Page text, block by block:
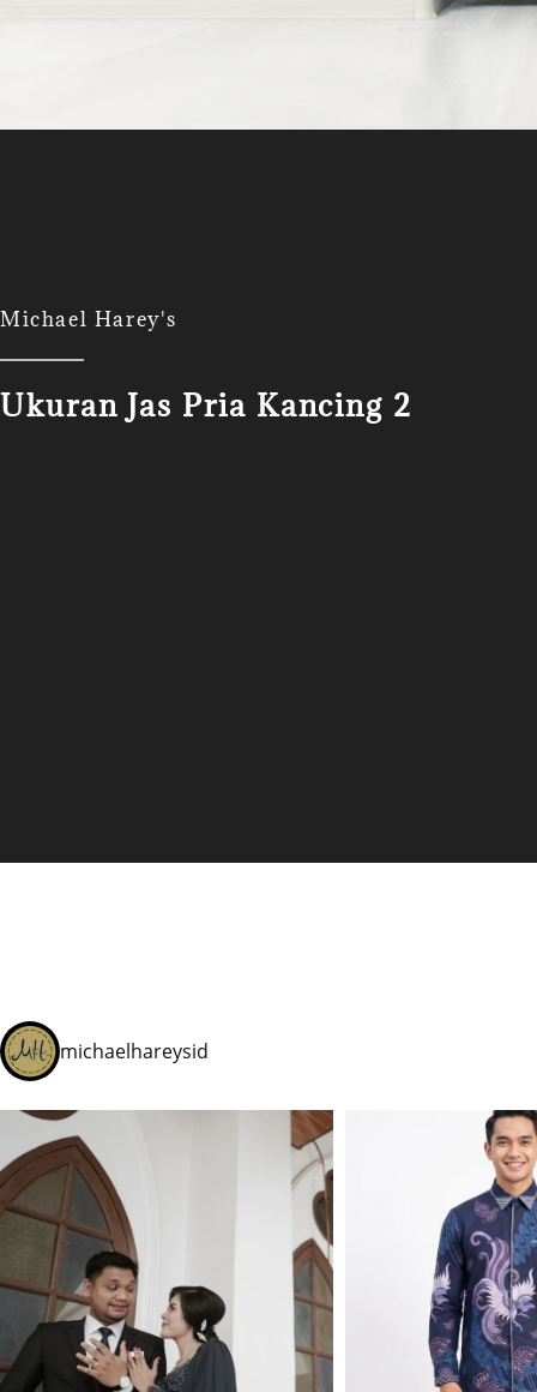
Michael Harey's
Ukuran Jas Pria Kancing 2
michaelhareysid